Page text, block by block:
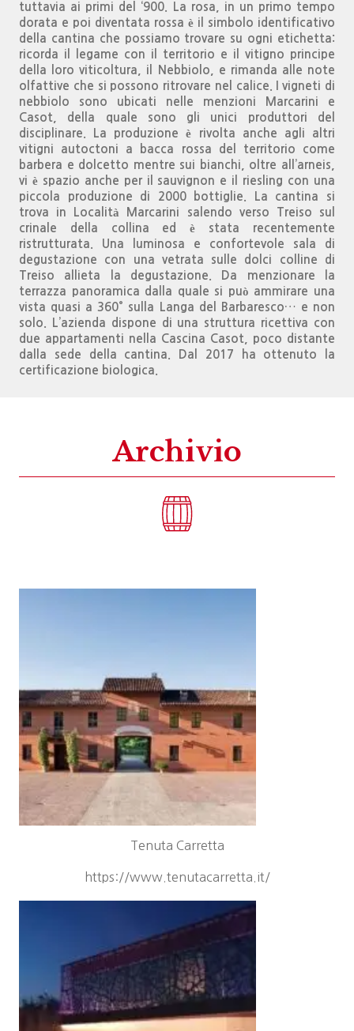
tuttavia ai primi del ‘900. La rosa, in un primo tempo
dorata e poi diventata rossa è il simbolo identificativo
della cantina che possiamo trovare su ogni etichetta:
ricorda il legame con il territorio e il vitigno principe
della loro viticoltura, il Nebbiolo, e rimanda alle note
olfattive che si possono ritrovare nel calice. I vigneti di
nebbiolo sono ubicati nelle menzioni Marcarini e
Casot, della quale sono gli unici produttori del
disciplinare. La produzione è rivolta anche agli altri
vitigni autoctoni a bacca rossa del territorio come
barbera e dolcetto mentre sui bianchi, oltre all’arneis,
vi è spazio anche per il sauvignon e il riesling con una
piccola produzione di 2000 bottiglie. La cantina si
trova in Località Marcarini salendo verso Treiso sul
crinale della collina ed è stata recentemente
ristrutturata. Una luminosa e confortevole sala di
degustazione con una vetrata sulle dolci colline di
Treiso allieta la degustazione. Da menzionare la
terrazza panoramica dalla quale si può ammirare una
vista quasi a 360° sulla Langa del Barbaresco… e non
solo. L’azienda dispone di una struttura ricettiva con
due appartamenti nella Cascina Casot, poco distante
dalla sede della cantina. Dal 2017 ha ottenuto la
certificazione biologica.
Archivio
Tenuta Carretta
https://www.tenutacarretta.it/